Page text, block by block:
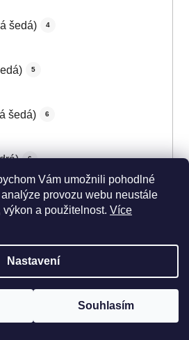
Vám umožnili pohodlné
provozu webu neustále
a použitelnost. Více
Nastavení
Souhlasím
šedá) 4
5
šedá) 6
6
šedá) 5